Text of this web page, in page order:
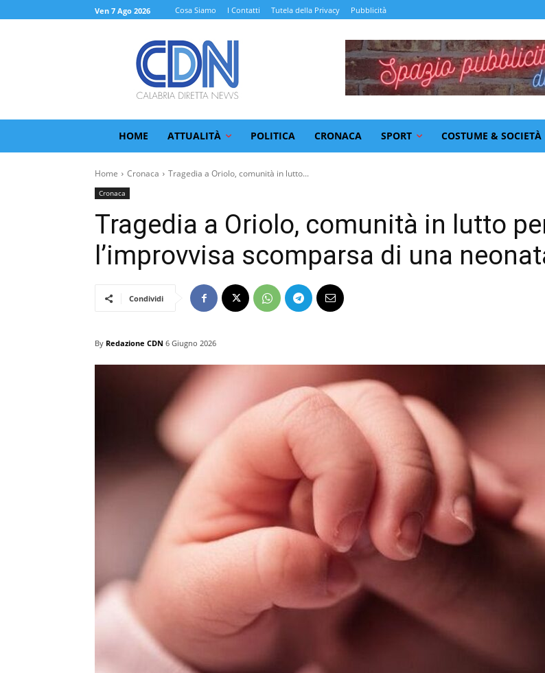
Ven 7 Ago 2026 Cosa Siamo I Contatti Tutela della Privacy Pubblicità
HOME ATTUALITÀ POLITICA CRONACA SPORT COSTUME & SOCIETÀ
Home Cronaca Tragedia a Oriolo, comunità in lutto...
Cronaca
Tragedia a Oriolo, comunità in lutto
l’improvvisa scomparsa di una
Condividi
By Redazione CDN 6 Giugno 2026